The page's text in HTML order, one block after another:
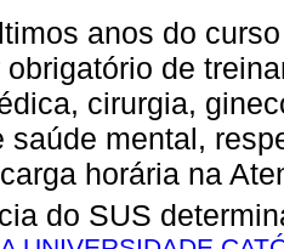
anos do
obrigatório de
cirurgia,
saúde mental,
horária na
do SUS